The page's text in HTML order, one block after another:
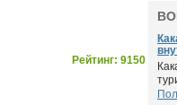
Рейтинг: 9150